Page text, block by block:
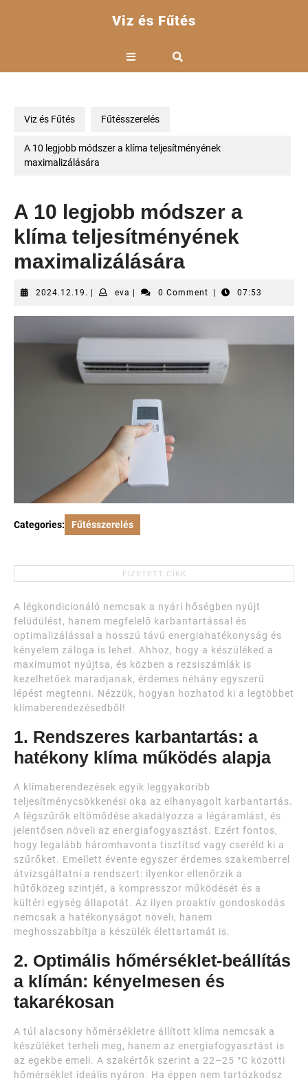
Viz és Fűtés
Open
Viz és Fűtés Fűtésszerelés
A 10 legjobb módszer a klíma teljesítményének
maximalizálására
A 10 legjobb módszer a
klíma teljesítményének
maximalizálására
2024.12.19. 2024.12.19.
eva eva 0 Comment 07:53
Categories: Fűtésszerelés
A légkondicionáló nemcsak a nyári hőségben nyújt
felüdülést, hanem megfelelő karbantartással és
optimalizálással a hosszú távú energiahatékonyság és
kényelem záloga is lehet. Ahhoz, hogy a készüléked a
maximumot nyújtsa, és közben a rezsiszámlák is
kezelhetőek maradjanak, érdemes néhány egyszerű
lépést megtenni. Nézzük, hogyan hozhatod ki a legtöbbet
klímaberendezésedből!
1. Rendszeres karbantartás: a
hatékony klíma működés alapja
A klímaberendezések egyik leggyakoribb
teljesítménycsökkenési oka az elhanyagolt karbantartás.
A légszűrők eltömődése akadályozza a légáramlást, és
jelentősen növeli az energiafogyasztást. Ezért fontos,
hogy legalább háromhavonta tisztítsd vagy cseréld ki a
szűrőket. Emellett évente egyszer érdemes szakemberrel
átvizsgáltatni a rendszert: ilyenkor ellenőrzik a
hűtőközeg szintjét, a kompresszor működését és a
kültéri egység állapotát. Az ilyen proaktív gondoskodás
nemcsak a hatékonyságot növeli, hanem
meghosszabbítja a készülék élettartamát is.
2. Optimális hőmérséklet-beállítás
a klímán: kényelmesen és
takarékosan
A túl alacsony hőmérsékletre állított klíma nemcsak a
készüléket terheli meg, hanem az energiafogyasztást is
az egekbe emeli. A szakértők szerint a 22–25 °C közötti
hőmérséklet ideális nyáron. Ha éppen nem tartózkodsz